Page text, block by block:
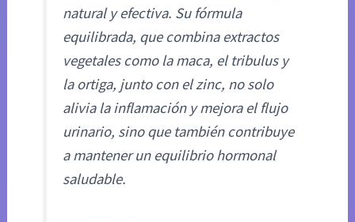
natural y efectiva. Su fórmula
equilibrada, que combina extractos
vegetales como la maca, el tribulus y
la ortiga, junto con el zinc, no solo
alivia la inflamación y mejora el flujo
urinario, sino que también contribuye
a mantener un equilibrio hormonal
saludable.